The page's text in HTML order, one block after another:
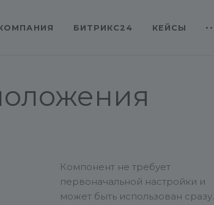
БИТРИКС24 КЕЙСЫ
Компонент не требует
первоначальной настройки и
может быть использован сразу.